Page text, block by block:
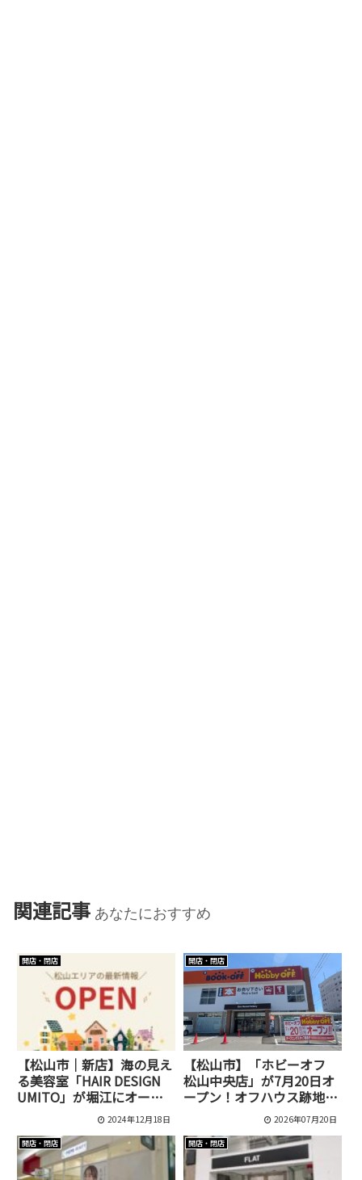
関連記事 あなたにおすすめ
開店・閉店
【松山市｜新店】海の見え
る美容室「HAIR DESIGN
UMITO」が堀江にオープ
2024年12月18日
開店・閉店
【松山市】「ホビーオフ
松山中央店」が7月20日オ
ープン！オフハウス跡地が
ホビー専門店にリニューア
2026年07月20日
開店・閉店 開店・閉店